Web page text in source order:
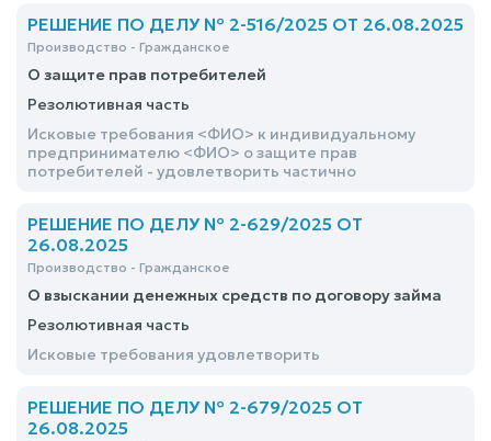
РЕШЕНИЕ ПО ДЕЛУ № 2-516/2025 ОТ 26.08.2025
Производство - Гражданское
О защите прав потребителей
Резолютивная часть
Исковые требования <ФИО> к индивидуальному
предпринимателю <ФИО> о защите прав
потребителей - удовлетворить частично
РЕШЕНИЕ ПО ДЕЛУ № 2-629/2025 ОТ
26.08.2025
Производство - Гражданское
О взыскании денежных средств по договору займа
Резолютивная часть
Исковые требования удовлетворить
РЕШЕНИЕ ПО ДЕЛУ № 2-679/2025 ОТ
26.08.2025